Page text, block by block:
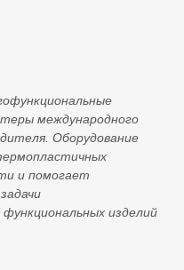
международного
Оборудование
и помогает
изделий